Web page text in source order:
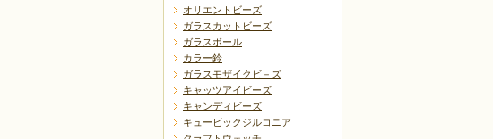
オリエントビーズ
ガラスカットビーズ
ガラスボール
カラー鈴
ガラスモザイクビ－ズ
キャッツアイビーズ
キャンディビーズ
キュービックジルコニア